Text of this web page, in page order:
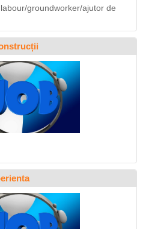
groundworker/ajutor de